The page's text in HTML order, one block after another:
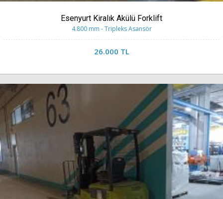
Esenyurt Kiralık Akülü Forklift
4.800 mm - Tripleks Asansör
26.000 TL